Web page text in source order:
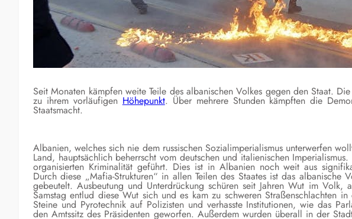
Seit Monaten kämpfen weite Teile des albanischen Volkes gegen den Staat.
zu ihrem vorläufigen Höhepunkt. Über mehrere Stunden kämpften die
Staatsmacht.
Albanien, welches sich nie dem russischen Sozialimperialismus unterwerfen
Land, hauptsächlich beherrscht vom deutschen und italienischen
organisierten Kriminalität geführt. Dies ist in Albanien noch weit aus
Durch diese „Mafia-Strukturen“ in allen Teilen des Staates ist das albanische
gebeutelt. Ausbeutung und Unterdrückung schüren seit Jahren Wut im Volk,
Samstag entlud diese Wut sich und es kam zu schweren Straßenschlachten
Steine und Pyrotechnik auf Polizisten und verhasste Institutionen, wie das
den Amtssitz des Präsidenten geworfen. Außerdem wurden überall in der